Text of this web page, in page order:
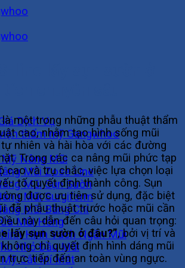
Dịch Vụ
thẩm mỹ Gangwhoo
Nâng Mũi
Mũi Zose Line
Mũi Sụn Sườn
Mũi Surgiform
Mũi Bằng Chỉ
Mũi Hỏng
Hình Vách Ngăn Mũi
Nhỏ Đầu Mũi
Cắt Mí Mắt
line lấy sụn sườn ở
tích chuyên sâu
là một trong những phẫu thuật thẩm
cao, nhằm tạo hình sống mũi
nhiên và hài hòa với các đường
Trong các ca nâng mũi phức tạp
cao và trụ chắc, việc lựa chọn loại
tố quyết định thành công. Sụn
được ưu tiên sử dụng, đặc biệt
đã phẫu thuật trước hoặc mũi cần
này dẫn đến câu hỏi quan trọng:
lấy sụn sườn ở đâu?”, bởi vị trí và
chỉ quyết định hình dáng mũi
trực tiếp đến an toàn vùng ngực.